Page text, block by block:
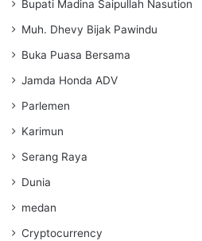
Bupati Madina Saipullah Nasution
Muh. Dhevy Bijak Pawindu
Buka Puasa Bersama
Jamda Honda ADV
Parlemen
Karimun
Serang Raya
Dunia
medan
Cryptocurrency